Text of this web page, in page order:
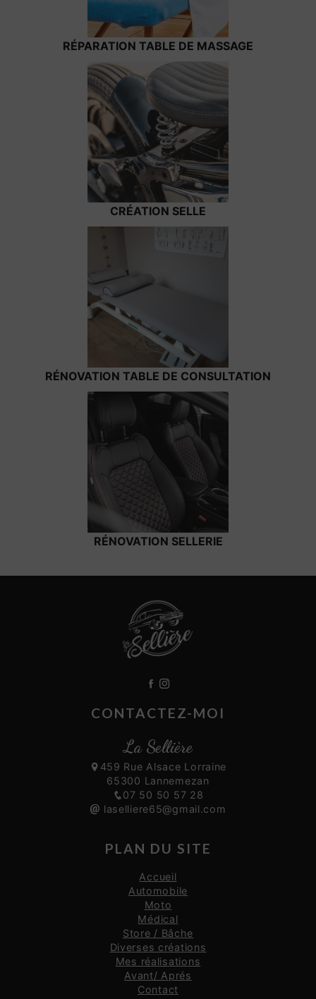
RÉPARATION TABLE DE MASSAGE
CRÉATION SELLE
RÉNOVATION TABLE DE CONSULTATION
RÉNOVATION SELLERIE
CONTACTEZ-MOI
La Sellière
459 Rue Alsace Lorraine
65300 Lannemezan
07 50 50 57 28
laselliere65@gmail.com
PLAN DU SITE
Accueil
Automobile
Moto
Médical
Store / Bâche
Diverses créations
Mes réalisations
Avant/ Aprés
Contact